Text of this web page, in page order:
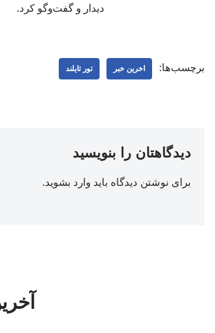
دیدار و گفت‌وگو کرد.
برچسب‌ها: اخرین خبر تور تایلند
دیدگاهتان را بنویسید
برای نوشتن دیدگاه باید وارد بشوید.